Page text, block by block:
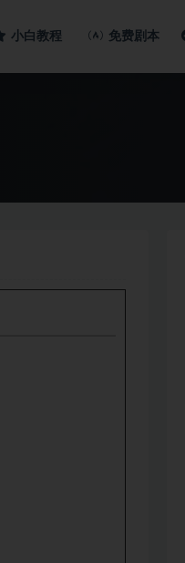
小白教程 免费剧本